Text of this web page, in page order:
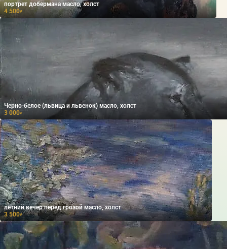
портрет добермана масло, холст
4 500₽
Черно-белое (львица и львенок) масло, холст
3 000₽
летний вечер перед грозой масло, холст
3 500₽